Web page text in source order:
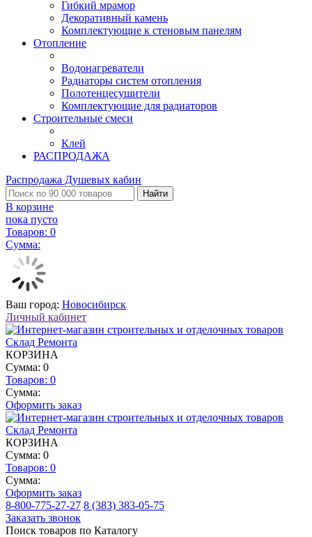
Гибкий мрамор
Декоративный камень
Комплектующие к стеновым панелям
Отопление
Водонагреватели
Радиаторы систем отопления
Полотенцесушители
Комплектующие для радиаторов
Строительные смеси
Клей
РАСПРОДАЖА
Распродажа Душевых кабин
Найти
В корзине
пока пусто
Товаров: 0
Сумма:
Ваш город: Новосибирск
Личный кабинет
КОРЗИНА
Сумма: 0
Товаров: 0
Сумма:
Оформить заказ
КОРЗИНА
Сумма: 0
Товаров: 0
Сумма:
Оформить заказ
8-800-775-27-27 8 (383) 383-05-75
Заказать звонок
Поиск товаров по Каталогу